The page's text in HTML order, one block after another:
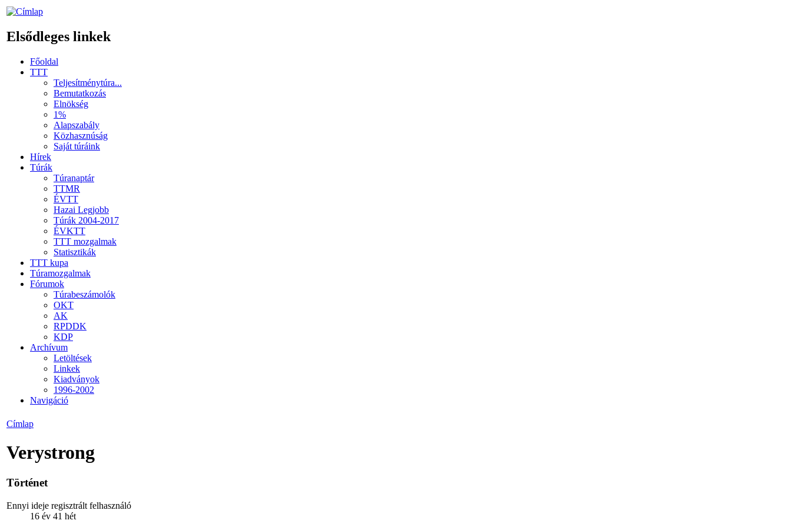
Elsődleges linkek
Főoldal
TTT
Teljesítménytúra...
Bemutatkozás
Elnökség
1%
Alapszabály
Közhasznúság
Saját túráink
Hírek
Túrák
Túranaptár
TTMR
ÉVTT
Hazai Legjobb
Túrák 2004-2017
ÉVKTT
TTT mozgalmak
Statisztikák
TTT kupa
Túramozgalmak
Fórumok
Túrabeszámolók
OKT
AK
RPDDK
KDP
Archívum
Letöltések
Linkek
Kiadványok
1996-2002
Navigáció
Címlap
Verystrong
Történet
Ennyi ideje regisztrált felhasználó
16 év 41 hét